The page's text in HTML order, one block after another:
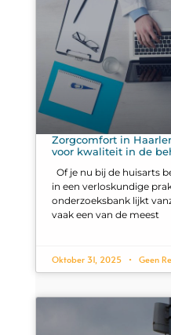
Zorgcomfort in
voor kwaliteit in de
Of je nu bij de huisarts
in een verloskundige
onderzoeksbank lijkt
vaak een van de meest
Oktober 31, 2025 Geen